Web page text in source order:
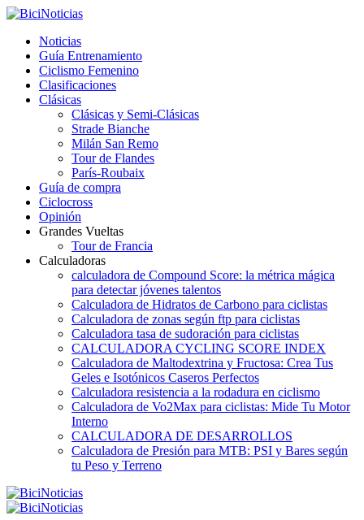
Noticias
Guía Entrenamiento
Ciclismo Femenino
Clasificaciones
Clásicas
Clásicas y Semi-Clásicas
Strade Bianche
Milán San Remo
Tour de Flandes
París-Roubaix
Guía de compra
Ciclocross
Opinión
Grandes Vueltas
Tour de Francia
Calculadoras
calculadora de Compound Score: la métrica mágica
para detectar jóvenes talentos
Calculadora de Hidratos de Carbono para ciclistas
Calculadora de zonas según ftp para ciclistas
Calculadora tasa de sudoración para ciclistas
CALCULADORA CYCLING SCORE INDEX
Calculadora de Maltodextrina y Fructosa: Crea Tus
Geles e Isotónicos Caseros Perfectos
Calculadora resistencia a la rodadura en ciclismo
Calculadora de Vo2Max para ciclistas: Mide Tu Motor
Interno
CALCULADORA DE DESARROLLOS
Calculadora de Presión para MTB: PSI y Bares según
tu Peso y Terreno